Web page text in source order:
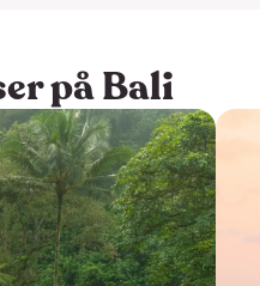
på Bali